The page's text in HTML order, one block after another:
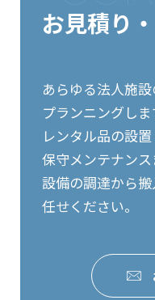
お見積り
あらゆる法人施
プランニングしま
レンタル品の設
保守メンテナンス
設備の調達から
任せください。